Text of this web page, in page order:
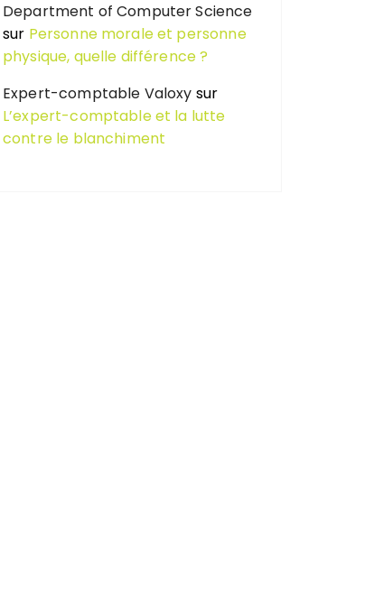
Department of Computer Science
sur Personne morale et personne
physique, quelle différence ?
Expert-comptable Valoxy sur
L’expert-comptable et la lutte
contre le blanchiment